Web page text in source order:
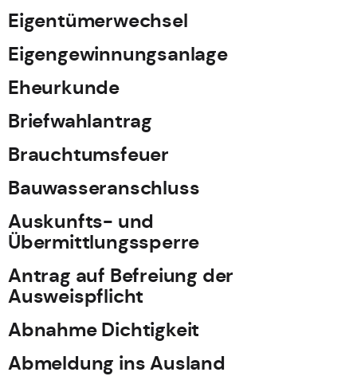
Eigentümerwechsel
Eigengewinnungsanlage
Eheurkunde
Briefwahlantrag
Brauchtumsfeuer
Bauwasseranschluss
Auskunfts- und
Übermittlungssperre
Antrag auf Befreiung der
Ausweispflicht
Abnahme Dichtigkeit
Abmeldung ins Ausland